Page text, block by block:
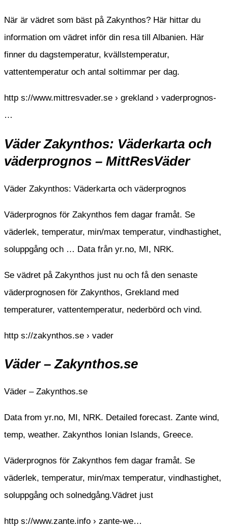
När är vädret som bäst på Zakynthos? Här hittar du
information om vädret inför din resa till Albanien. Här
finner du dagstemperatur, kvällstemperatur,
vattentemperatur och antal soltimmar per dag.
http s://www.mittresvader.se › grekland › vaderprognos-
…
Väder Zakynthos: Väderkarta och
väderprognos – MittResVäder
Väder Zakynthos: Väderkarta och väderprognos
Väderprognos för Zakynthos fem dagar framåt. Se
väderlek, temperatur, min/max temperatur, vindhastighet,
soluppgång och … Data från yr.no, MI, NRK.
Se vädret på Zakynthos just nu och få den senaste
väderprognosen för Zakynthos, Grekland med
temperaturer, vattentemperatur, nederbörd och vind.
http s://zakynthos.se › vader
Väder – Zakynthos.se
Väder – Zakynthos.se
Data from yr.no, MI, NRK. Detailed forecast. Zante wind,
temp, weather. Zakynthos Ionian Islands, Greece.
Väderprognos för Zakynthos fem dagar framåt. Se
väderlek, temperatur, min/max temperatur, vindhastighet,
soluppgång och solnedgång.Vädret just
http s://www.zante.info › zante-we…